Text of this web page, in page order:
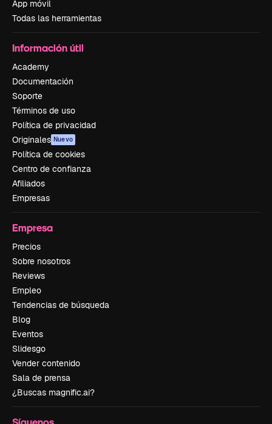
App móvil
Todas las herramientas
Información útil
Academy
Documentación
Soporte
Términos de uso
Política de privacidad
Originales Nuevo
Política de cookies
Centro de confianza
Afiliados
Empresas
Empresa
Precios
Sobre nosotros
Reviews
Empleo
Tendencias de búsqueda
Blog
Eventos
Slidesgo
Vender contenido
Sala de prensa
¿Buscas magnific.ai?